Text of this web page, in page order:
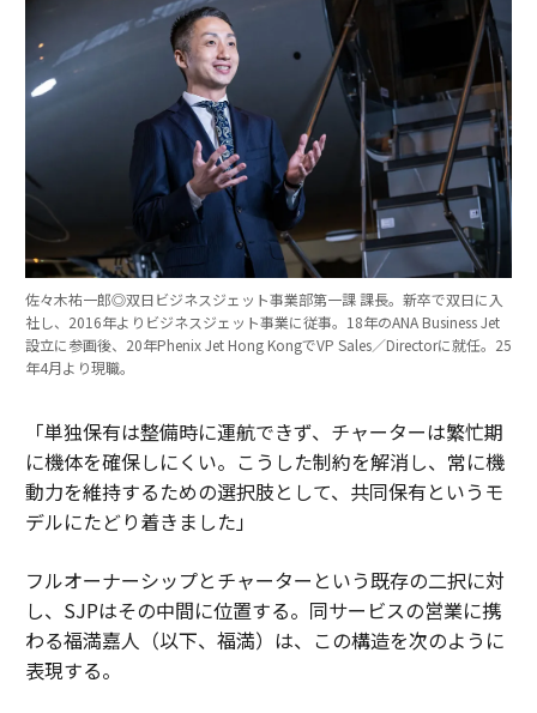
佐々木祐一郎◎双日ビジネスジェット事業部第一課 課長。新卒で双日に入
社し、2016年よりビジネスジェット事業に従事。18年のANA Business Jet
設立に参画後、20年Phenix Jet Hong KongでVP Sales／Directorに就任。25
年4月より現職。
「単独保有は整備時に運航できず、チャーターは繁忙期
に機体を確保しにくい。こうした制約を解消し、常に機
動力を維持するための選択肢として、共同保有というモ
デルにたどり着きました」
フルオーナーシップとチャーターという既存の二択に対
し、SJPはその中間に位置する。同サービスの営業に携
わる福満嘉人（以下、福満）は、この構造を次のように
表現する。